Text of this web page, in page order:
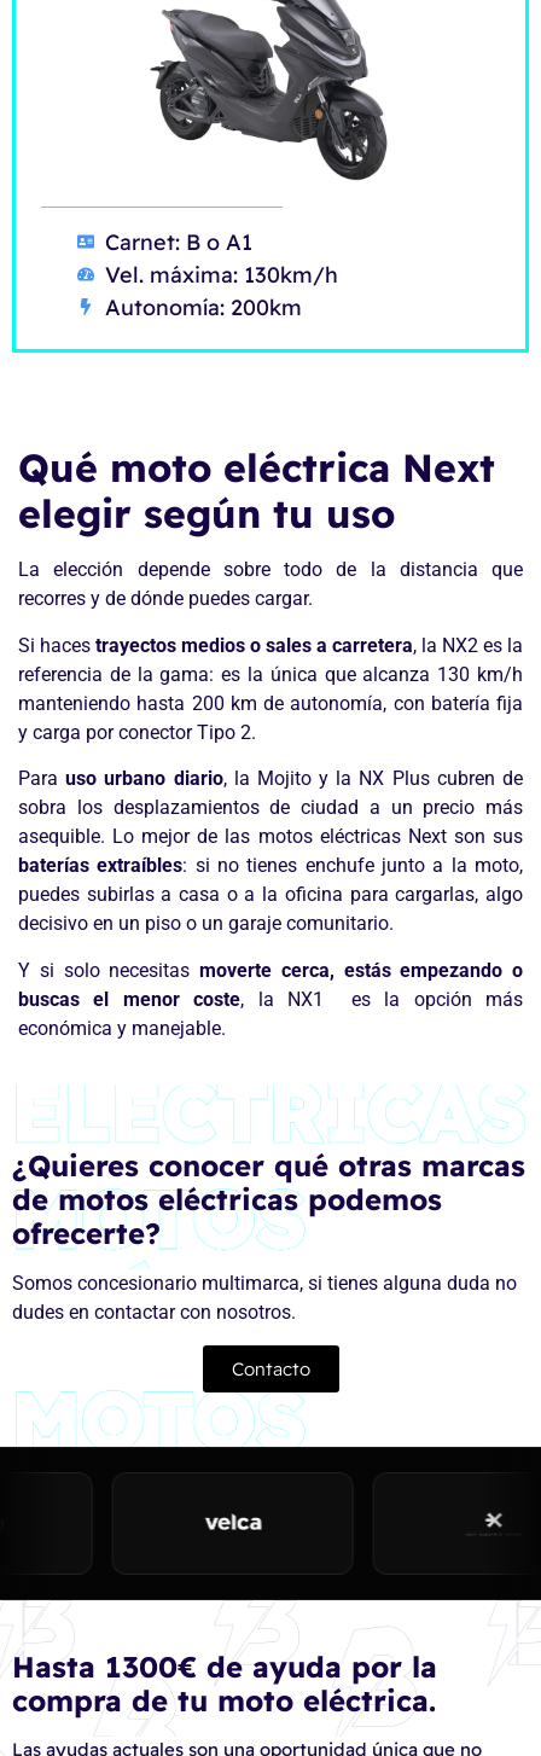
Carnet: B o A1
Vel. máxima: 130km/h
Autonomía: 200km
Qué moto eléctrica Next
elegir según tu uso
La elección depende sobre todo de la distancia que
recorres y de dónde puedes cargar.
Si haces trayectos medios o sales a carretera, la NX2 es la
referencia de la gama: es la única que alcanza 130 km/h
manteniendo hasta 200 km de autonomía, con batería fija
y carga por conector Tipo 2.
Parauso urbano diario, la Mojito y la NX Plus cubren de
sobra los desplazamientos de ciudad a un precio más
asequible. Lo mejor de las motos eléctricas Next son sus
baterías extraíbles: si no tienes enchufe junto a la moto,
puedes subirlas a casa o a la oficina para cargarlas, algo
decisivo en un piso o un garaje comunitario.
Y si solo necesitas moverte cerca, estás empezando o
buscas el menor coste, la NX1 es la opción más
económica y manejable.
¿Quieres conocer qué otras marcas
de motos eléctricas podemos
ofrecerte?
Somos concesionario multimarca, si tienes alguna duda no
dudes en contactar con nosotros.
Contacto
Hasta 1300€ de ayuda por la
compra de tu moto eléctrica.
Las ayudas actuales son una oportunidad única que no